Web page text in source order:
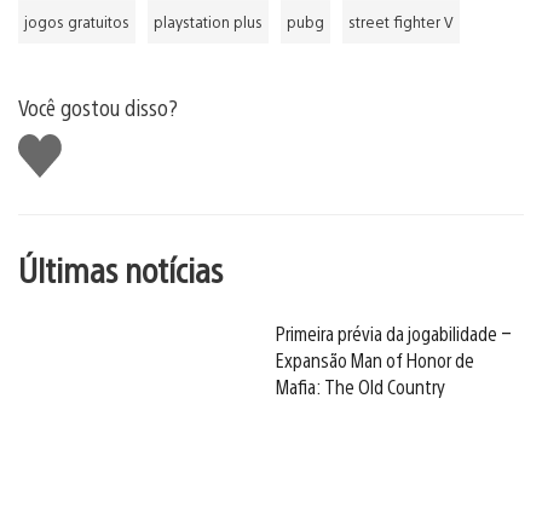
jogos gratuitos playstation plus pubg street fighter V
Você gostou disso?
Curtir
Últimas notícias
Primeira prévia da jogabilidade –
Expansão Man of Honor de
Mafia: The Old Country